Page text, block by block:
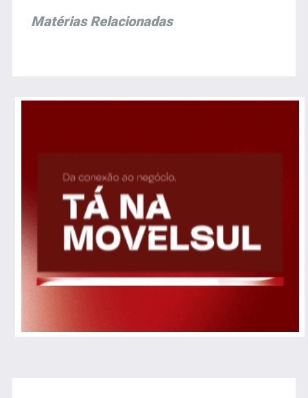
Matérias Relacionadas